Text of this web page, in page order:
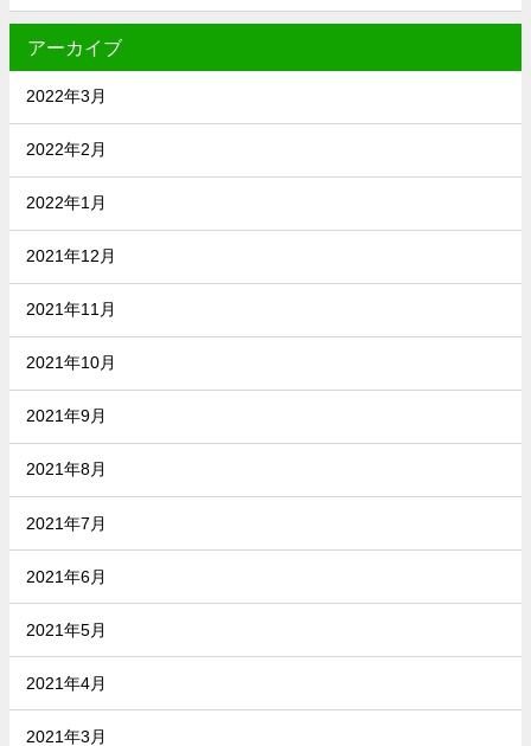
アーカイブ
2022年3月
2022年2月
2022年1月
2021年12月
2021年11月
2021年10月
2021年9月
2021年8月
2021年7月
2021年6月
2021年5月
2021年4月
2021年3月